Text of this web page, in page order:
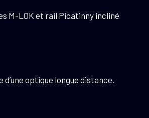
M-LOK et rail Picatinny incliné
optique longue distance.